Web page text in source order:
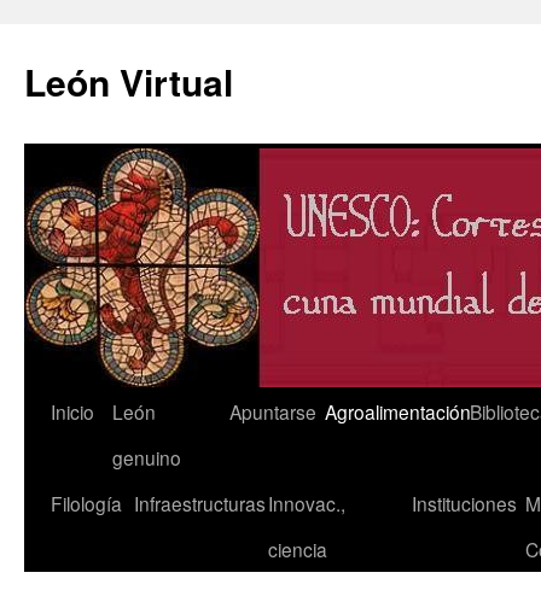
León Virtual
Saltar
contenido
Inicio
León
genuino
Apuntarse Agroalimentación
Filología InfraestructurasInnovac.,
ciencia
Instituciones